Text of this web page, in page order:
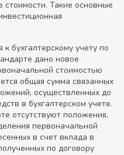
стоимости. Такие основные
бухгалтерскому учету по
дано новое
стоимостью
общая сумма связанных
осуществленных до
в бухгалтерском учете.
отсутствуют положения,
первоначальной
в счет вклада в
по договору